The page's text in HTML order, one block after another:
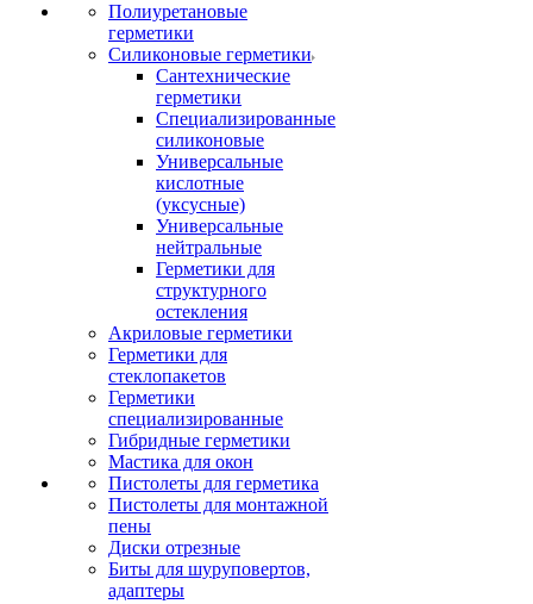
Полиуретановые
герметики
Силиконовые герметики
Сантехнические
герметики
Специализированные
силиконовые
Универсальные
кислотные
(уксусные)
Универсальные
нейтральные
Герметики для
структурного
остекления
Акриловые герметики
Герметики для
стеклопакетов
Герметики
специализированные
Гибридные герметики
Мастика для окон
Пистолеты для герметика
Пистолеты для монтажной
пены
Диски отрезные
Биты для шуруповертов,
адаптеры